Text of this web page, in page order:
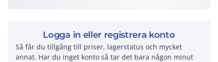
Logga in eller registrera konto
Så får du tillgång till priser, lagerstatus och mycket
annat. Har du inget konto så tar det bara någon minut